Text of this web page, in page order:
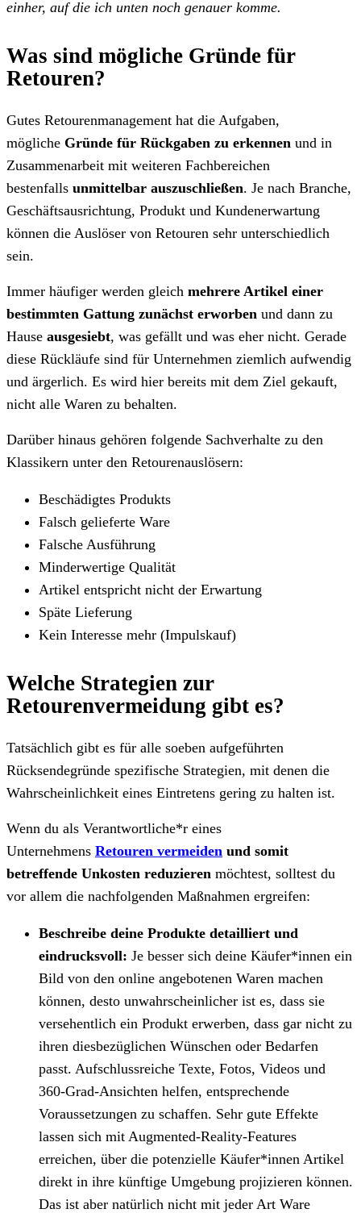
einher, auf die ich unten noch genauer komme.
Was sind mögliche Gründe für
Retouren?
Gutes Retourenmanagement hat die Aufgaben,
mögliche Gründe für Rückgaben zu erkennen und in
Zusammenarbeit mit weiteren Fachbereichen
bestenfalls unmittelbar auszuschließen. Je nach Branche,
Geschäftsausrichtung, Produkt und Kundenerwartung
können die Auslöser von Retouren sehr unterschiedlich
sein.
Immer häufiger werden gleich mehrere Artikel einer
bestimmten Gattung zunächst erworben und dann zu
Hause ausgesiebt, was gefällt und was eher nicht. Gerade
diese Rückläufe sind für Unternehmen ziemlich aufwendig
und ärgerlich. Es wird hier bereits mit dem Ziel gekauft,
nicht alle Waren zu behalten.
Darüber hinaus gehören folgende Sachverhalte zu den
Klassikern unter den Retourenauslösern:
Beschädigtes Produkts
Falsch gelieferte Ware
Falsche Ausführung
Minderwertige Qualität
Artikel entspricht nicht der Erwartung
Späte Lieferung
Kein Interesse mehr (Impulskauf)
Welche Strategien zur
Retourenvermeidung gibt es?
Tatsächlich gibt es für alle soeben aufgeführten
Rücksendegründe spezifische Strategien, mit denen die
Wahrscheinlichkeit eines Eintretens gering zu halten ist.
Wenn du als Verantwortliche*r eines
Unternehmens Retouren vermeiden und somit
betreffende Unkosten reduzieren möchtest, solltest du
vor allem die nachfolgenden Maßnahmen ergreifen:
Beschreibe deine Produkte detailliert und
eindrucksvoll: Je besser sich deine Käufer*innen ein
Bild von den online angebotenen Waren machen
können, desto unwahrscheinlicher ist es, dass sie
versehentlich ein Produkt erwerben, dass gar nicht zu
ihren diesbezüglichen Wünschen oder Bedarfen
passt. Aufschlussreiche Texte, Fotos, Videos und
360-Grad-Ansichten helfen, entsprechende
Voraussetzungen zu schaffen. Sehr gute Effekte
lassen sich mit Augmented-Reality-Features
erreichen, über die potenzielle Käufer*innen Artikel
direkt in ihre künftige Umgebung projizieren können.
Das ist aber natürlich nicht mit jeder Art Ware